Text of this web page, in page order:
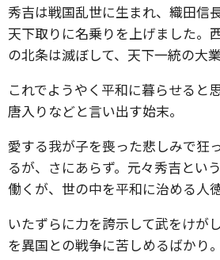
秀吉は戦国乱世に生まれ、織田信
天下取りに名乗りを上げました。
の北条は滅ぼして、天下一統の大
これでようやく平和に暮らせると
唐入りなどと言い出す始末。
愛する我が子を喪った悲しみで狂
るが、さにあらず。元々秀吉とい
働くが、世の中を平和に治める人
いたずらに力を誇示して武をけが
を異国との戦争に苦しめるばかり。